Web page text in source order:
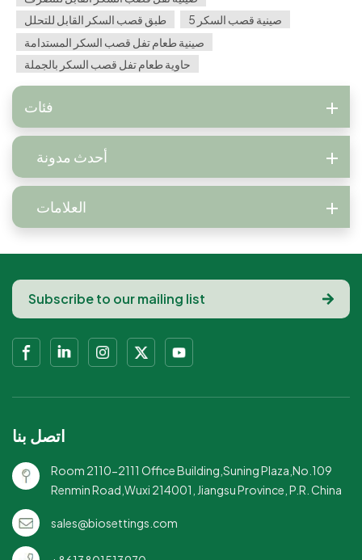
طبق قصب السكر القابل للتحلل
5 صينية قصب السكر
صينية طعام تفل قصب السكر المستدامة
حاوية طعام تفل قصب السكر بالجملة
فئات
أحدث مدونة
العلامات
اتصل بنا
Room 2110-2111 Office Building,Suning Plaza,No.109
Renmin Road,Wuxi 214001, Jiangsu Province, P.R. China
sales@biosettings.com